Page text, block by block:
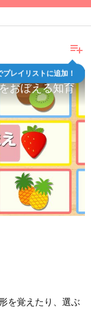
playlist_add
プレイリストに追加！
おぼえる知育
を覚えたり、選ぶ